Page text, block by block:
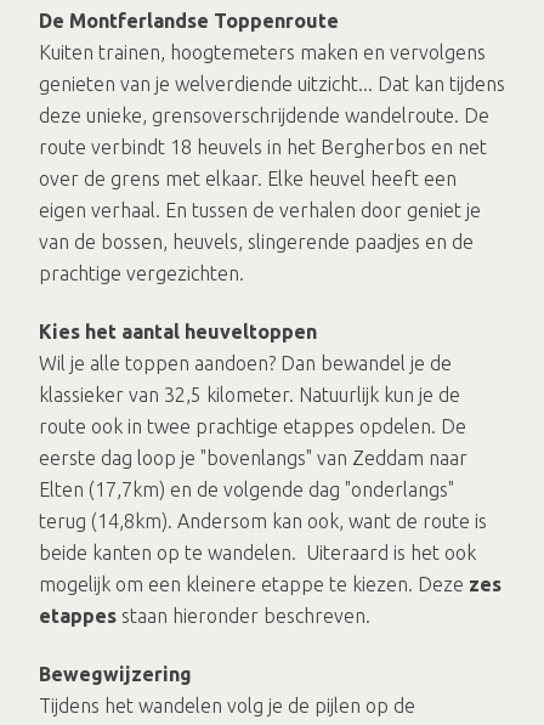
De Montferlandse Toppenroute
Kuiten trainen, hoogtemeters maken en vervolgens
genieten van je welverdiende uitzicht... Dat kan tijdens
deze unieke, grensoverschrijdende wandelroute. De
route verbindt 18 heuvels in het Bergherbos en net
over de grens met elkaar. Elke heuvel heeft een
eigen verhaal. En tussen de verhalen door geniet je
van de bossen, heuvels, slingerende paadjes en de
prachtige vergezichten.
Kies het aantal heuveltoppen
Wil je alle toppen aandoen? Dan bewandel je de
klassieker van 32,5 kilometer. Natuurlijk kun je de
route ook in twee prachtige etappes opdelen. De
eerste dag loop je "bovenlangs" van Zeddam naar
Elten (17,7km) en de volgende dag "onderlangs"
terug (14,8km). Andersom kan ook, want de route is
beide kanten op te wandelen. Uiteraard is het ook
mogelijk om een kleinere etappe te kiezen. Deze zes
etappes staan hieronder beschreven.
Bewegwijzering
Tijdens het wandelen volg je de pijlen op de